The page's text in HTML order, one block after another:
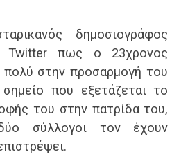
δημοσιογράφος
Twitter πως ο 23χρονος
πολύ στην προσαρμογή του
που εξετάζεται το
του στην πατρίδα του,
σύλλογοι τον έχουν